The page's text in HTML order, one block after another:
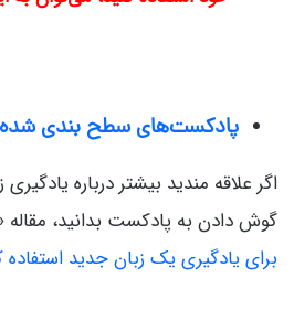
پادکست‌های سطح بندی شده
اگر علاقه مندید بیشتر درباره
گوش دادن به پادکست بدانید، مقاله
برای یادگیری یک زبان جدید استفاده